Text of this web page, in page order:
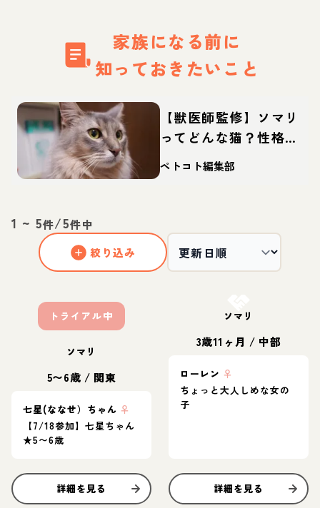
家族になる前に
知っておきたいこと
【獣医師監修】ソマリ
ってどんな猫？性格・
体重・寿命の特徴・迎
え方
ペトコト編集部
1 ~ 5件/5件中
絞り込み
トライアル中
ソマリ
5〜6歳 / 関東
七星(ななせ）ちゃん ♀
【7/18参加】七星ちゃん
★5〜6歳
詳細を見る
ソマリ
3歳11ヶ月 / 中部
ローレン ♀
ちょっと大人しめな女の
子
詳細を見る